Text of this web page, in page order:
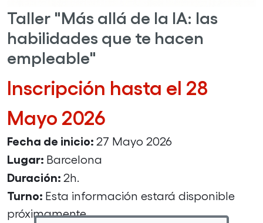
Taller "Más allá de la IA: las
habilidades que te hacen
empleable"
Inscripción hasta el 28
Mayo 2026
Fecha de inicio: 27 Mayo 2026
Lugar: Barcelona
Duración: 2h.
Turno: Esta información estará disponible
próximamente.